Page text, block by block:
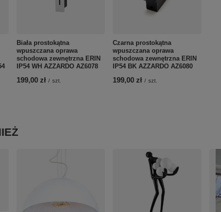
Biała prostokątna
wpuszczana oprawa
schodowa zewnętrzna ERIN
IP54 WH AZZARDO AZ6078
199,00 zł / szt.
Czarna prostokątna
wpuszczana oprawa
schodowa zewnętrzna ERIN
IP54 BK AZZARDO AZ6080
199,00 zł / szt.